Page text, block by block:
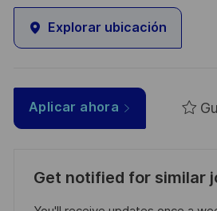
Explorar ubicación
Aplicar ahora
Get notified for similar